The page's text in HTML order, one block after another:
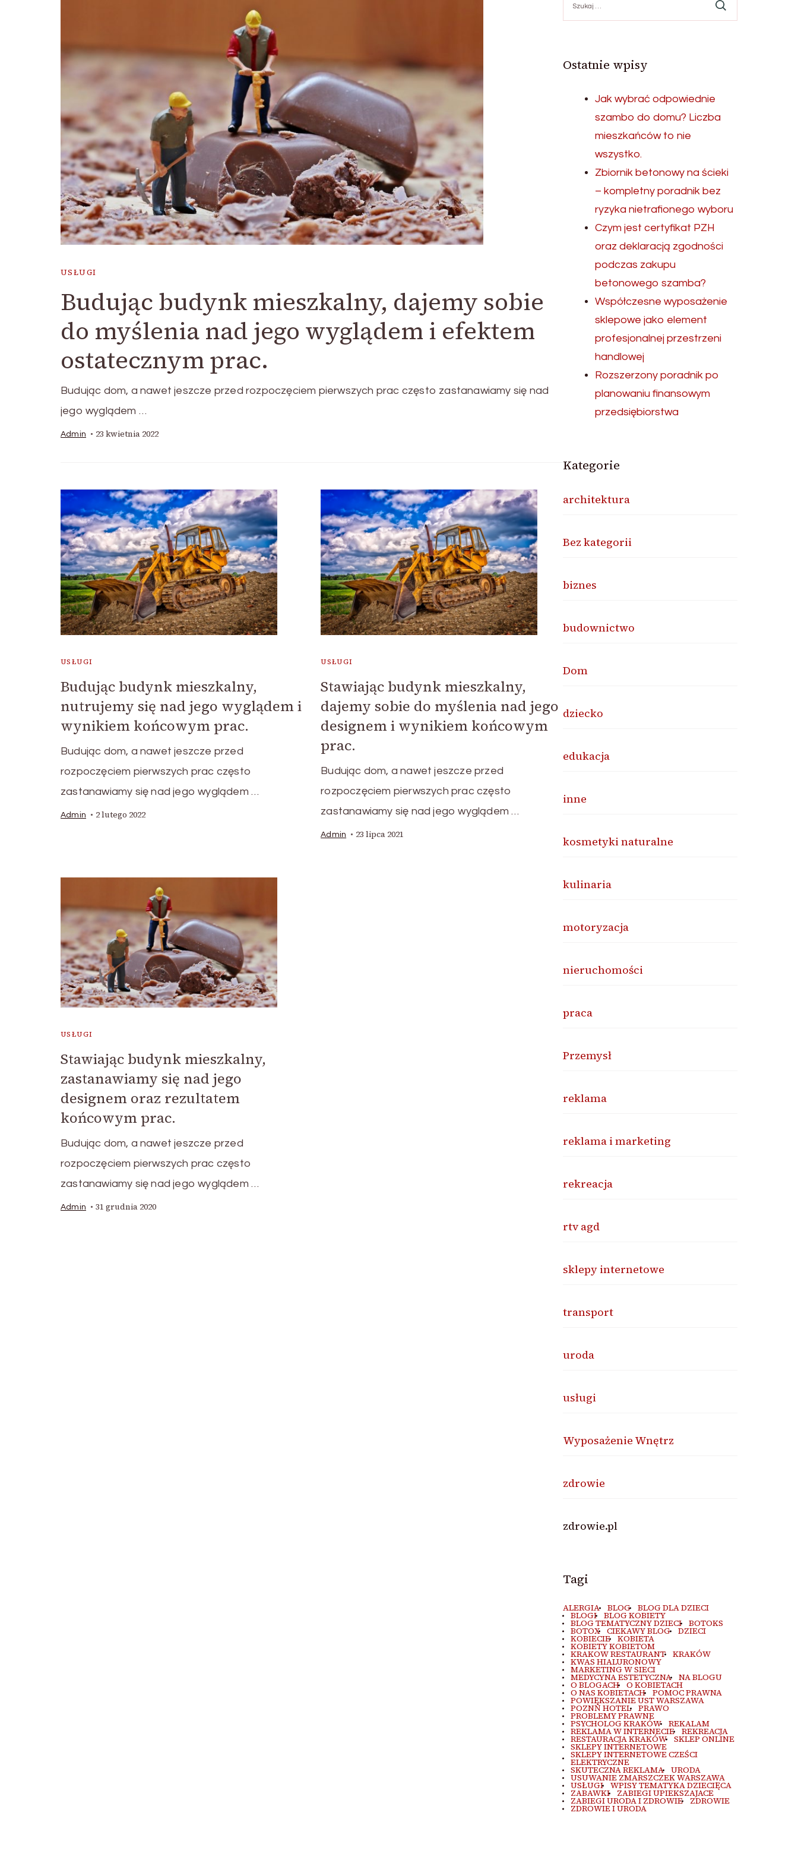
USŁUGI
Budując budynk mieszkalny, dajemy sobie
do myślenia nad jego wyglądem i efektem
ostatecznym prac.
Budując dom, a nawet jeszcze przed rozpoczęciem pierwszych prac często zastanawiamy się nad
jego wyglądem …
Admin 23 kwietnia 2022
USŁUGI
Budując budynk mieszkalny,
nutrujemy się nad jego wyglądem i
wynikiem końcowym prac.
Budując dom, a nawet jeszcze przed
rozpoczęciem pierwszych prac często
zastanawiamy się nad jego wyglądem …
Admin 2 lutego 2022
USŁUGI
Stawiając budynk mieszkalny,
dajemy sobie do myślenia nad jego
designem i wynikiem końcowym
prac.
Budując dom, a nawet jeszcze przed
rozpoczęciem pierwszych prac często
zastanawiamy się nad jego wyglądem …
Admin 23 lipca 2021
USŁUGI
Stawiając budynk mieszkalny,
zastanawiamy się nad jego
designem oraz rezultatem
końcowym prac.
Budując dom, a nawet jeszcze przed
rozpoczęciem pierwszych prac często
zastanawiamy się nad jego wyglądem …
Admin 31 grudnia 2020
Ostatnie wpisy
Jak wybrać odpowiednie
szambo do domu? Liczba
mieszkańców to nie
wszystko.
Zbiornik betonowy na ścieki
– kompletny poradnik bez
ryzyka nietrafionego wyboru
Czym jest certyfikat PZH
oraz deklaracją zgodności
podczas zakupu
betonowego szamba?
Współczesne wyposażenie
sklepowe jako element
profesjonalnej przestrzeni
handlowej
Rozszerzony poradnik po
planowaniu finansowym
przedsiębiorstwa
Kategorie
architektura
Bez kategorii
biznes
budownictwo
Dom
dziecko
edukacja
inne
kosmetyki naturalne
kulinaria
motoryzacja
nieruchomości
praca
Przemysł
reklama
reklama i marketing
rekreacja
rtv agd
sklepy internetowe
transport
uroda
usługi
Wyposażenie Wnętrz
zdrowie
zdrowie.pl
Tagi
ALERGIA BLOG BLOG DLA DZIECI
BLOGI BLOG KOBIETY
BLOG TEMATYCZNY DZIECI BOTOKS
BOTOX CIEKAWY BLOG DZIECI
KOBIECIE KOBIETA
KOBIETY KOBIETOM
KRAKOW RESTAURANT KRAKÓW
KWAS HIALURONOWY
MARKETING W SIECI
MEDYCYNA ESTETYCZNA NA BLOGU
O BLOGACH O KOBIETACH
O NAS KOBIETACH POMOC PRAWNA
POWIĘKSZANIE UST WARSZAWA
POZNŃ HOTEL PRAWO
PROBLEMY PRAWNE
PSYCHOLOG KRAKÓW REKALAM
REKLAMA W INTERNECIE REKREACJA
RESTAURACJA KRAKÓW SKLEP ONLINE
SKLEPY INTERNETOWE
SKLEPY INTERNETOWE CZEŚCI
ELEKTRYCZNE
SKUTECZNA REKLAMA URODA
USUWANIE ZMARSZCZEK WARSZAWA
USŁUGI WPISY TEMATYKA DZIECIĘCA
ZABAWKI ZABIEGI UPIEKSZAJACE
ZABIEGI URODA I ZDROWIE ZDROWIE
ZDROWIE I URODA